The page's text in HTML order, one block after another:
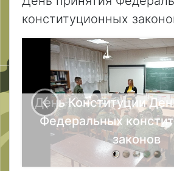
конституционных
День Конституции
Федеральных
законов